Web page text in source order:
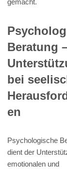
gemacht.
Beratung
bei
en
Psychologische
dient der
emotionalen und